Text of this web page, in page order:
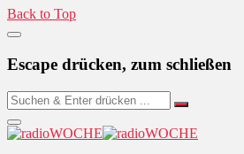
Back to Top
Escape drücken, zum schließen